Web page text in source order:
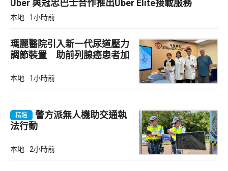
Uber 與冠忠巴士合作推出Uber Elite接載服務
本地 1小時前
瑪麗醫院引入新一代尿道壓力
調節裝置 助前列腺癌患者加
本地 1小時前
精選
警方派無人機助交通執
法行動
本地 2小時前